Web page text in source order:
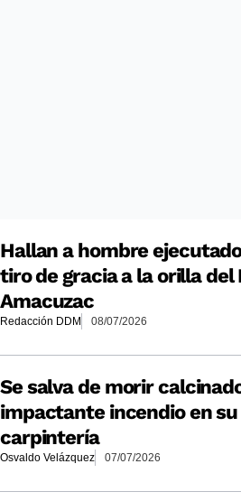
Hallan a hombre
tiro de gracia a la orilla del
Amacuzac
Redacción DDM 08/07/2026
Se salva de morir
impactante incendio en su
carpintería
Osvaldo Velázquez 07/07/2026